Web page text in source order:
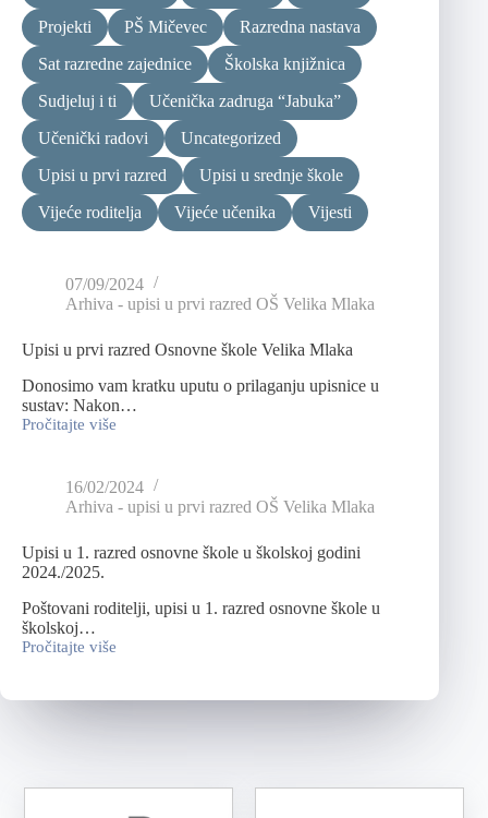
Projekti
PŠ Mičevec
Razredna nastava
Sat razredne zajednice
Školska knjižnica
Sudjeluj i ti
Učenička zadruga “Jabuka”
Učenički radovi
Uncategorized
Upisi u prvi razred
Upisi u srednje škole
Vijeće roditelja
Vijeće učenika Vijesti
07/09/2024
Arhiva - upisi u prvi razred OŠ Velika Mlaka
Upisi u prvi razred Osnovne škole Velika Mlaka
Donosimo vam kratku uputu o prilaganju upisnice u
sustav: Nakon…
Pročitajte više
16/02/2024
Arhiva - upisi u prvi razred OŠ Velika Mlaka
Upisi u 1. razred osnovne škole u školskoj godini
2024./2025.
Poštovani roditelji, upisi u 1. razred osnovne škole u
školskoj…
Pročitajte više